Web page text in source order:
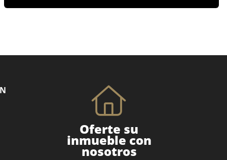
Oferte su
inmueble con
nosotros